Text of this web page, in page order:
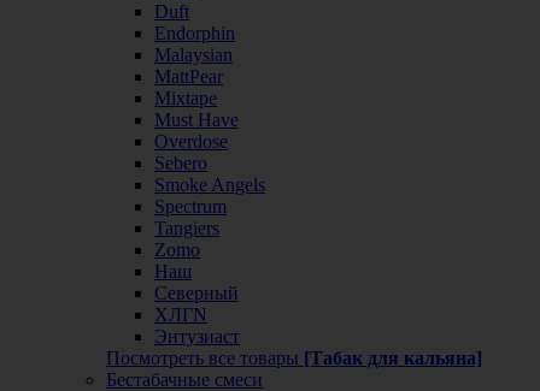
Duft
Endorphin
Malaysian
MattPear
Mixtape
Must Have
Overdose
Sebero
Smoke Angels
Spectrum
Tangiers
Zomo
Наш
Северный
ХЛГN
Энтузиаст
Посмотреть все товары [Табак для кальяна]
Бестабачные смеси